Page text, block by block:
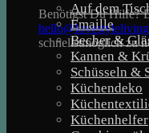
Benötigst Du Hilfe?
schnellstmöglich zu
Auf dem
Emaille
Becher &
Kannen &
Schüsseln &
Küchendeko
Küchenhelfer